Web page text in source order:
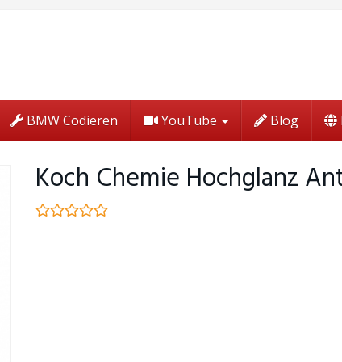
BMW Codieren YouTube Blog
Koch Chemie Hochglanz